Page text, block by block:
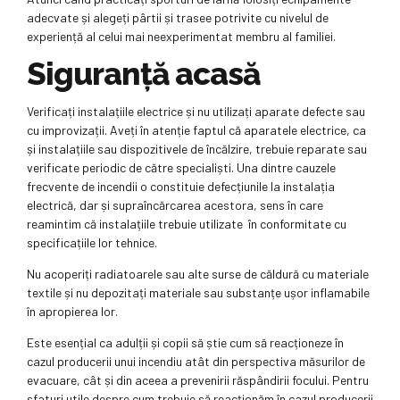
adecvate și alegeți pârtii și trasee potrivite cu nivelul de
experiență al celui mai neexperimentat membru al familiei.
Siguranță acasă
Verificați instalațiile electrice și nu utilizați aparate defecte sau
cu improvizații. Aveți în atenție faptul că aparatele electrice, ca
și instalațiile sau dispozitivele de încălzire, trebuie reparate sau
verificate periodic de către specialiști. Una dintre cauzele
frecvente de incendii o constituie defecțiunile la instalația
electrică, dar și supraîncărcarea acestora, sens în care
reamintim că instalațiile trebuie utilizate în conformitate cu
specificațiile lor tehnice.
Nu acoperiți radiatoarele sau alte surse de căldură cu materiale
textile și nu depozitați materiale sau substanțe ușor inflamabile
în apropierea lor.
Este esențial ca adulții și copii să știe cum să reacționeze în
cazul producerii unui incendiu atât din perspectiva măsurilor de
evacuare, cât și din aceea a prevenirii răspândirii focului. Pentru